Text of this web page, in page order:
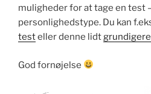
muligheder for at tage en test
personlighedstype. Du kan
testeller denne lidt
God fornøjelse